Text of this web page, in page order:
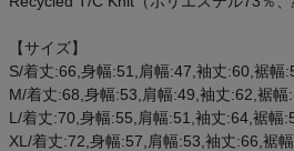
スタッフコーディネート
スタッフブログ
【サイズ】
S/着丈:66,身幅:51,肩幅:47,袖丈:60,裾幅
M/着丈:68,身幅:53,肩幅:49,袖丈:62,裾
L/着丈:70,身幅:55,肩幅:51,袖丈:64,裾幅
XL/着丈:72,身幅:57,肩幅:53,袖丈:66,裾